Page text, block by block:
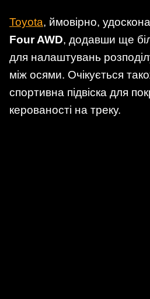
Toyota, ймовірно,
Four AWD, додавши ще
для налаштувань
між осями. Очікується
спортивна підвіска для
керованості на треку.